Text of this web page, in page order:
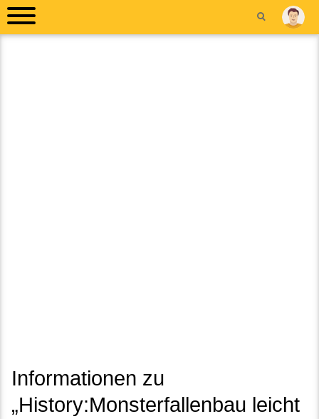
Informationen zu
„History:Monsterfallenbau leicht